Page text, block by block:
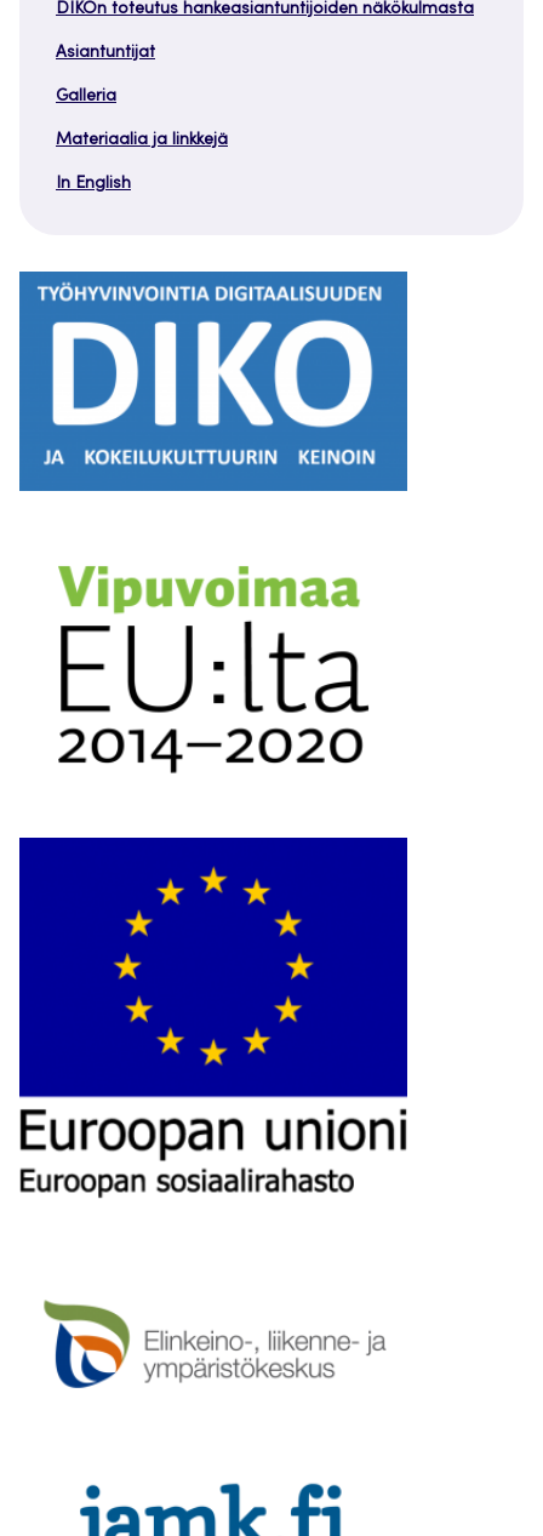
DIKOn toteutus hankeasiantuntijoiden näkökulmasta
Asiantuntijat
Galleria
Materiaalia ja linkkejä
In English